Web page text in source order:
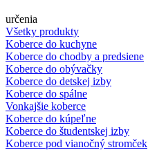
určenia
Všetky produkty
Koberce do kuchyne
Koberce do chodby a predsiene
Koberce do obývačky
Koberce do detskej izby
Koberce do spálne
Vonkajšie koberce
Koberce do kúpeľne
Koberce do študentskej izby
Koberce pod vianočný stromček